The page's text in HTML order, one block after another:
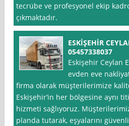
tecrübe ve profesyonel ekip
çıkmaktadır.
ESKİŞEHİR
05457338037
Eskişehir Ceylan
evden eve
firma olarak müşterilerimize
Eskişehir’in her bölgesine aynı
hizmeti sağlıyoruz.
planda tutarak, eşyalarını